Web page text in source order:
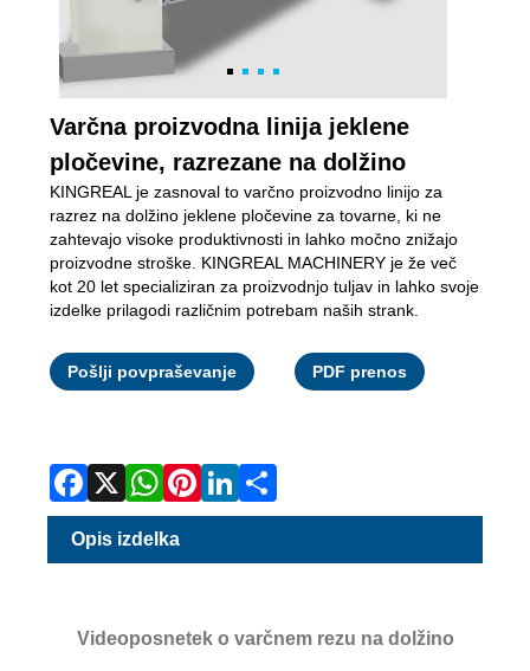
Varčna proizvodna linija jeklene
pločevine, razrezane na dolžino
KINGREAL je zasnoval to varčno proizvodno linijo za
razrez na dolžino jeklene pločevine za tovarne, ki ne
zahtevajo visoke produktivnosti in lahko močno znižajo
proizvodne stroške. KINGREAL MACHINERY je že več
kot 20 let specializiran za proizvodnjo tuljav in lahko svoje
izdelke prilagodi različnim potrebam naših strank.
Pošlji povpraševanje PDF prenos
Opis izdelka
Videoposnetek o varčnem rezu na dolžino